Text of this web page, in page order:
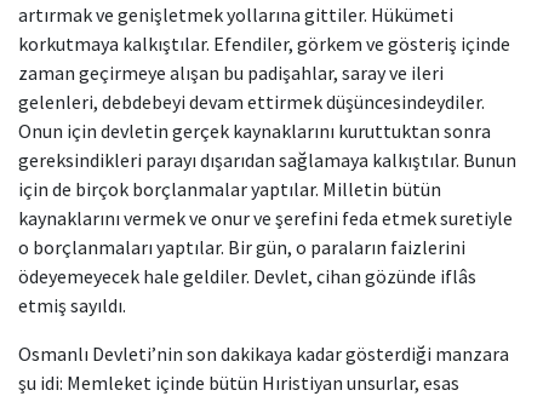
artırmak ve genişletmek yollarına gittiler. Hükümeti
korkutmaya kalkıştılar. Efendiler, görkem ve gösteriş içinde
zaman geçirmeye alışan bu padişahlar, saray ve ileri
gelenleri, debdebeyi devam ettirmek düşüncesindeydiler.
Onun için devletin gerçek kaynaklarını kuruttuktan sonra
gereksindikleri parayı dışarıdan sağlamaya kalkıştılar. Bunun
için de birçok borçlanmalar yaptılar. Milletin bütün
kaynaklarını vermek ve onur ve şerefini feda etmek suretiyle
o borçlanmaları yaptılar. Bir gün, o paraların faizlerini
ödeyemeyecek hale geldiler. Devlet, cihan gözünde iflâs
etmiş sayıldı.
Osmanlı Devleti’nin son dakikaya kadar gösterdiği manzara
şu idi: Memleket içinde bütün Hıristiyan unsurlar, esas